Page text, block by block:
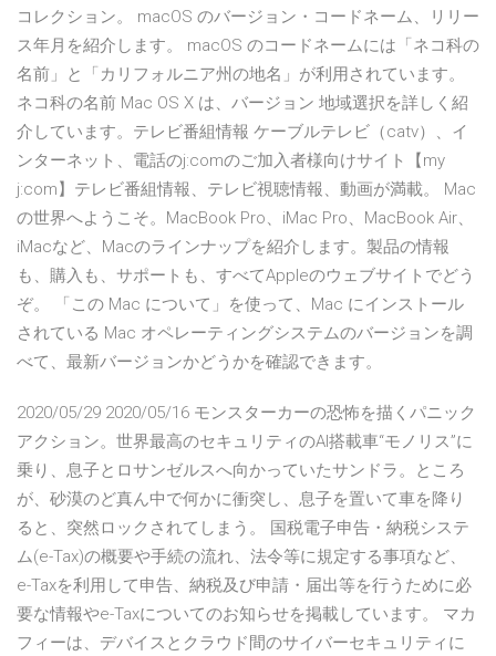
コレクション。 macOS のバージョン・コードネーム、リリー
ス年月を紹介します。 macOS のコードネームには「ネコ科の
名前」と「カリフォルニア州の地名」が利用されています。
ネコ科の名前 Mac OS X は、バージョン 地域選択を詳しく紹
介しています。テレビ番組情報 ケーブルテレビ（catv）、イ
ンターネット、電話のj:comのご加入者様向けサイト【my
j:com】テレビ番組情報、テレビ視聴情報、動画が満載。 Mac
の世界へようこそ。MacBook Pro、iMac Pro、MacBook Air、
iMacなど、Macのラインナップを紹介します。製品の情報
も、購入も、サポートも、すべてAppleのウェブサイトでどう
ぞ。 「この Mac について」を使って、Mac にインストール
されている Mac オペレーティングシステムのバージョンを調
べて、最新バージョンかどうかを確認できます。
2020/05/29 2020/05/16 モンスターカーの恐怖を描くパニック
アクション。世界最高のセキュリティのAI搭載車“モノリス”に
乗り、息子とロサンゼルスへ向かっていたサンドラ。ところ
が、砂漠のど真ん中で何かに衝突し、息子を置いて車を降り
ると、突然ロックされてしまう。 国税電子申告・納税システ
ム(e-Tax)の概要や手続の流れ、法令等に規定する事項など、
e-Taxを利用して申告、納税及び申請・届出等を行うために必
要な情報やe-Taxについてのお知らせを掲載しています。 マカ
フィーは、デバイスとクラウド間のサイバーセキュリティに